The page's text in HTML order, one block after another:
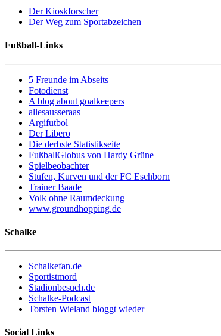
Der Kioskforscher
Der Weg zum Sportabzeichen
Fußball-Links
5 Freunde im Abseits
Fotodienst
A blog about goalkeepers
allesausseraas
Argifutbol
Der Libero
Die derbste Statistikseite
FußballGlobus von Hardy Grüne
Spielbeobachter
Stufen, Kurven und der FC Eschborn
Trainer Baade
Volk ohne Raumdeckung
www.groundhopping.de
Schalke
Schalkefan.de
Sportistmord
Stadionbesuch.de
Schalke-Podcast
Torsten Wieland bloggt wieder
Social Links